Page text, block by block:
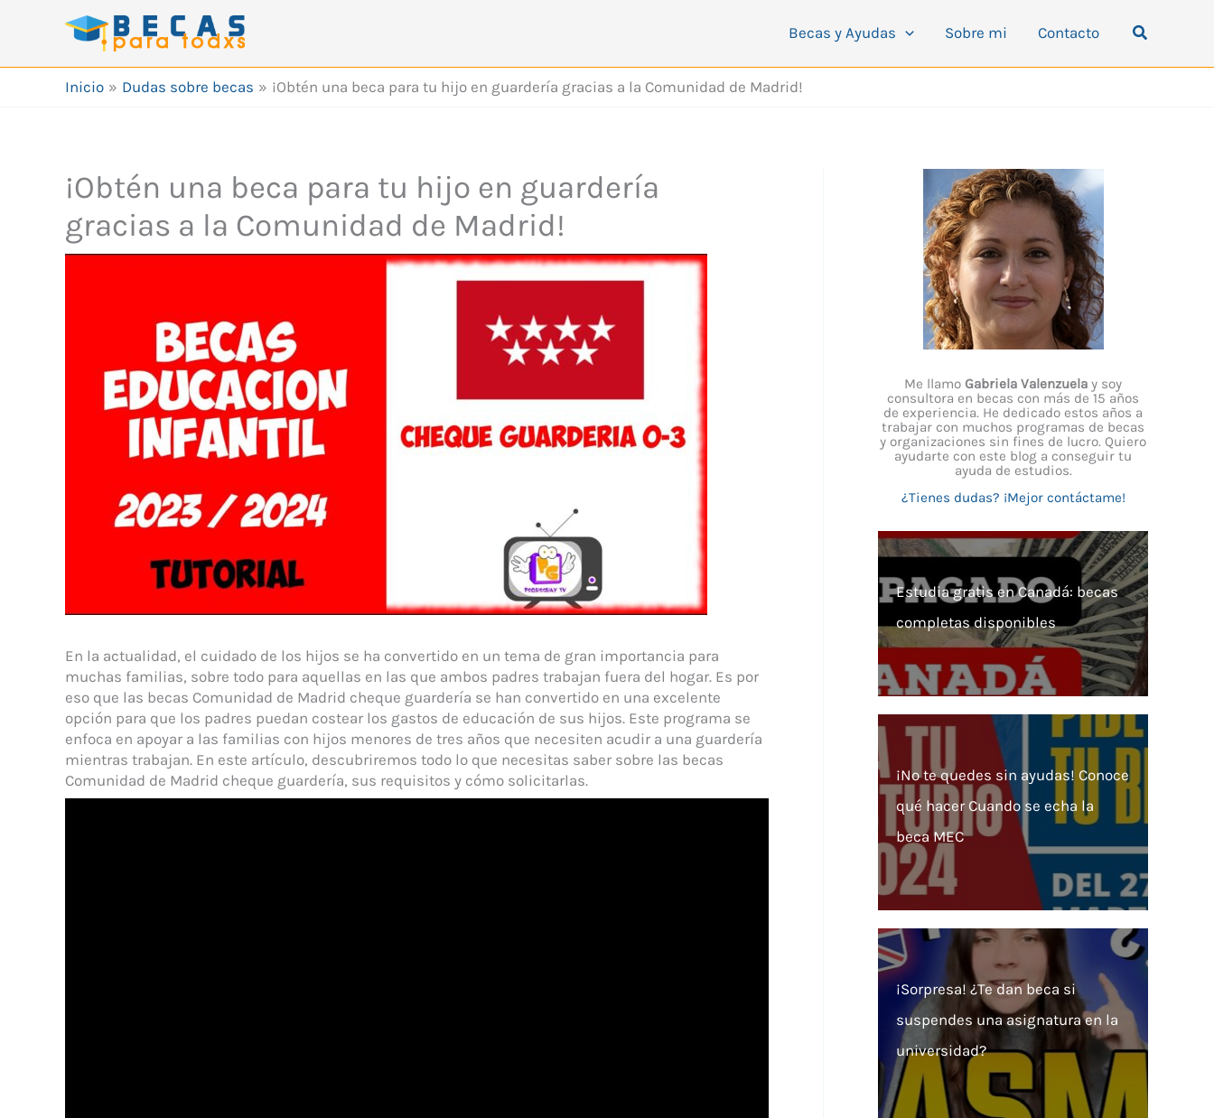
Becas y Ayudas Sobre mi Contacto Buscar
Inicio Dudas sobre becas ¡Obtén una beca para tu hijo en guardería gracias a la Comunidad de Madrid!
¡Obtén una beca para tu hijo en guardería
gracias a la Comunidad de Madrid!
En la actualidad, el cuidado de los hijos se ha convertido en un tema de gran importancia para
muchas familias, sobre todo para aquellas en las que ambos padres trabajan fuera del hogar. Es por
eso que las becas Comunidad de Madrid cheque guardería se han convertido en una excelente
opción para que los padres puedan costear los gastos de educación de sus hijos. Este programa se
enfoca en apoyar a las familias con hijos menores de tres años que necesiten acudir a una guardería
mientras trabajan. En este artículo, descubriremos todo lo que necesitas saber sobre las becas
Comunidad de Madrid cheque guardería, sus requisitos y cómo solicitarlas.
Me llamo Gabriela Valenzuela y soy
consultora en becas con más de 15 años
de experiencia. He dedicado estos años a
trabajar con muchos programas de becas
y organizaciones sin fines de lucro. Quiero
ayudarte con este blog a conseguir tu
ayuda de estudios.
¿Tienes dudas? ¡Mejor contáctame!
Estudia gratis en Canadá: becas
completas disponibles
¡No te quedes sin ayudas! Conoce
qué hacer Cuando se echa la
beca MEC
¡Sorpresa! ¿Te dan beca si
suspendes una asignatura en la
universidad?